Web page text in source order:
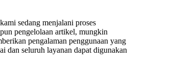
sedang menjalani proses
pengelolaan artikel, mungkin
pengalaman penggunaan yang
dan seluruh layanan dapat digunakan